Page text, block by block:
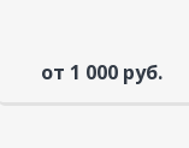
от 1 000 руб.